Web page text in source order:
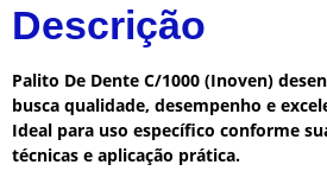
Descrição
Palito De Dente C/1000 (Inoven)
busca qualidade, desempenho e
Ideal para uso específico conforme
técnicas e aplicação prática.